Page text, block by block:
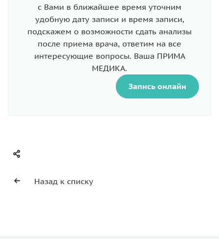
с Вами в ближайшее время уточним
удобную дату записи и время записи,
подскажем о возможности сдать анализы
после приема врача, ответим на все
интересующие вопросы. Ваша ПРИМА
МЕДИКА.
Запись онлайн
Назад к списку